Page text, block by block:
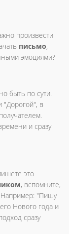
произвести
письмо,
эмоциями?
быть по сути.
"Дорогой", в
и сразу
это
, вспомните,
Например: "Пишу
Нового года и
сразу